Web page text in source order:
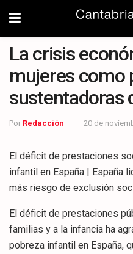
La crisis
mujeres como
sustentadoras
Por Redacción 20 de
El déficit de prestaciones
infantil en España | España
más riesgo de exclusión
El déficit de prestaciones
familias y a la infancia ha
pobreza infantil en España,